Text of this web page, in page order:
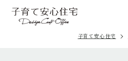
子育て安心住宅